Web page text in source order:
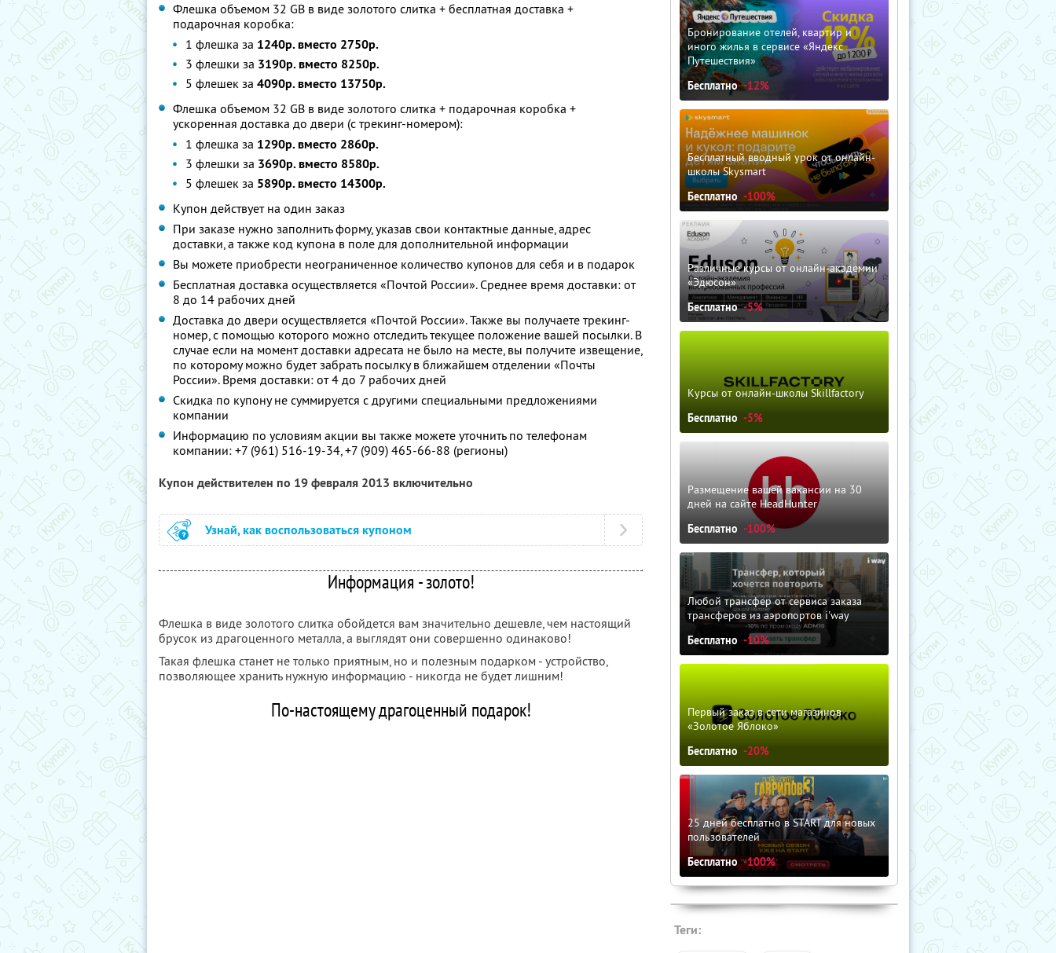
Флешка объемом 32 GB в виде золотого слитка + бесплатная доставка +
подарочная коробка:
1 флешка за 1240р. вместо 2750р.
3 флешки за 3190р. вместо 8250р.
5 флешек за 4090р. вместо 13750р.
Флешка объемом 32 GB в виде золотого слитка + подарочная коробка +
ускоренная доставка до двери (с трекинг-номером):
1 флешка за 1290р. вместо 2860р.
3 флешки за 3690р. вместо 8580р.
5 флешек за 5890р. вместо 14300р.
Купон действует на один заказ
При заказе нужно заполнить форму, указав свои контактные данные, адрес
доставки, а также код купона в поле для дополнительной информации
Вы можете приобрести неограниченное количество купонов для себя и в подарок
Бесплатная доставка осуществляется «Почтой России». Среднее время доставки: от
8 до 14 рабочих дней
Доставка до двери осуществляется «Почтой России». Также вы получаете трекинг-
номер, с помощью которого можно отследить текущее положение вашей посылки. В
случае если на момент доставки адресата не было на месте, вы получите извещение,
по которому можно будет забрать посылку в ближайшем отделении «Почты
России». Время доставки: от 4 до 7 рабочих дней
Скидка по купону не суммируется с другими специальными предложениями
компании
Информацию по условиям акции вы также можете уточнить по телефонам
компании: +7 (961) 516-19-34, +7 (909) 465-66-88 (регионы)
Купон действителен по 19 февраля 2013 включительно
Узнай, как воспользоваться купоном
Информация - золото!
Флешка в виде золотого слитка обойдется вам значительно дешевле, чем настоящий
брусок из драгоценного металла, а выглядят они совершенно одинаково!
Такая флешка станет не только приятным, но и полезным подарком - устройство,
позволяющее хранить нужную информацию - никогда не будет лишним!
По-настоящему драгоценный подарок!
Бронирование отелей, квартир и
иного жилья в сервисе «Яндекс
Путешествия»
Бесплатно -12%
Бесплатный вводный урок от онлайн-
школы Skysmart
Бесплатно -100%
Различные курсы от онлайн-академии
«Эдюсон»
Бесплатно -5%
Курсы от онлайн-школы Skillfactory
Бесплатно -5%
Размещение вашей вакансии на 30
дней на сайте HeadHunter
Бесплатно -100%
Любой трансфер от сервиса заказа
трансферов из аэропортов i'way
Бесплатно -10%
Первый заказ в сети магазинов
«Золотое Яблоко»
Бесплатно -20%
25 дней бесплатно в START для новых
пользователей
Бесплатно -100%
Теги: